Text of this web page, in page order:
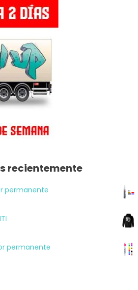
recientemente
permanente
permanente